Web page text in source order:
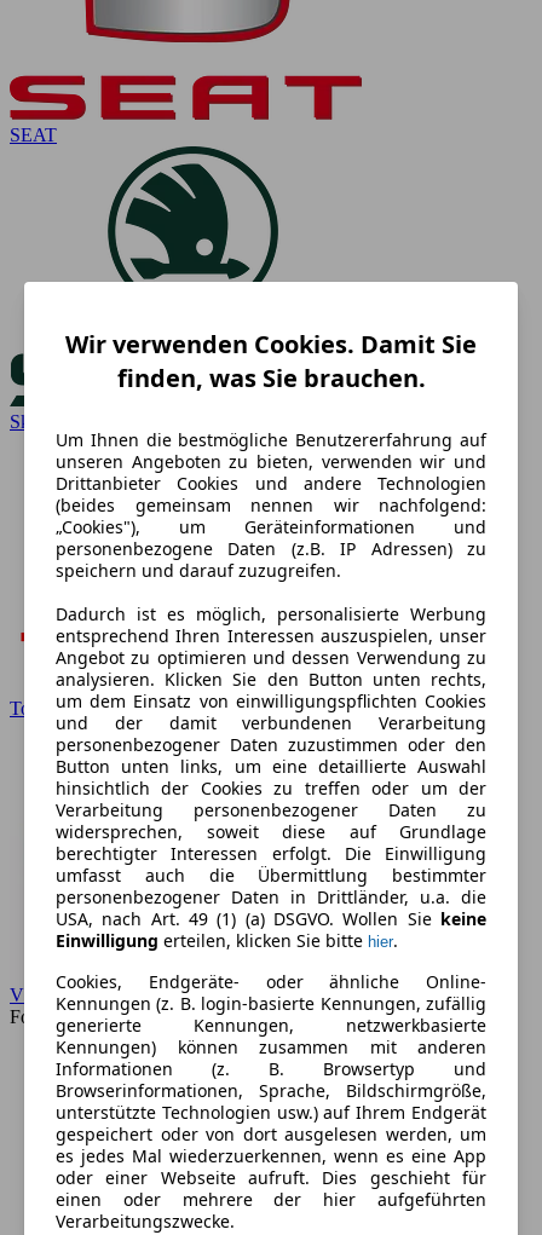
SEAT
Skoda
Toyota
VW
Forum
Wir verwenden Cookies. Damit Sie
finden, was Sie brauchen.
Um Ihnen die bestmögliche Benutzererfahrung auf
unseren Angeboten zu bieten, verwenden wir und
Drittanbieter Cookies und andere Technologien
(beides gemeinsam nennen wir nachfolgend:
„Cookies"), um Geräteinformationen und
personenbezogene Daten (z.B. IP Adressen) zu
speichern und darauf zuzugreifen.
Dadurch ist es möglich, personalisierte Werbung
entsprechend Ihren Interessen auszuspielen, unser
Angebot zu optimieren und dessen Verwendung zu
analysieren. Klicken Sie den Button unten rechts,
um dem Einsatz von einwilligungspflichten Cookies
und der damit verbundenen Verarbeitung
personenbezogener Daten zuzustimmen oder den
Button unten links, um eine detaillierte Auswahl
hinsichtlich der Cookies zu treffen oder um der
Verarbeitung personenbezogener Daten zu
widersprechen, soweit diese auf Grundlage
berechtigter Interessen erfolgt. Die Einwilligung
umfasst auch die Übermittlung bestimmter
personenbezogener Daten in Drittländer, u.a. die
USA, nach Art. 49 (1) (a) DSGVO. Wollen Sie keine
Einwilligung erteilen, klicken Sie bitte hier.
Cookies, Endgeräte- oder ähnliche Online-
Kennungen (z. B. login-basierte Kennungen, zufällig
generierte Kennungen, netzwerkbasierte
Kennungen) können zusammen mit anderen
Informationen (z. B. Browsertyp und
Browserinformationen, Sprache, Bildschirmgröße,
unterstützte Technologien usw.) auf Ihrem Endgerät
gespeichert oder von dort ausgelesen werden, um
es jedes Mal wiederzuerkennen, wenn es eine App
oder einer Webseite aufruft. Dies geschieht für
einen oder mehrere der hier aufgeführten
Verarbeitungszwecke.